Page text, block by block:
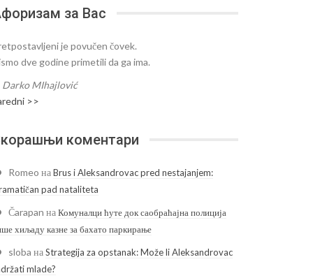
за Вас
je povučen čovek.
dve godine primetili da ga ima.
Darko MIhajlović
>>
коментари
Romeo наBrus i Aleksandrovac pred nestajanjem:
pad nataliteta
Čarapan наКомуналци ћуте док саобраћајна полиција
хиљаду казне за бахато паркирање
sloba наStrategija za opstanak: Može li Aleksandrovac
mlade?